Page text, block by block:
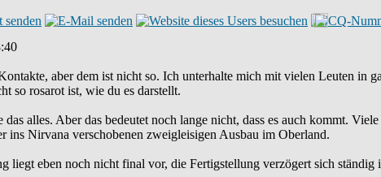
aber dem ist nicht so. Ich unterhalte mich mit vielen Leuten in
so rosarot ist, wie du es darstellt.
alles. Aber das bedeutet noch lange nicht, dass es auch kommt.
ins Nirvana verschobenen zweigleisigen Ausbau im Oberland.
liegt eben noch nicht final vor, die Fertigstellung verzögert sich